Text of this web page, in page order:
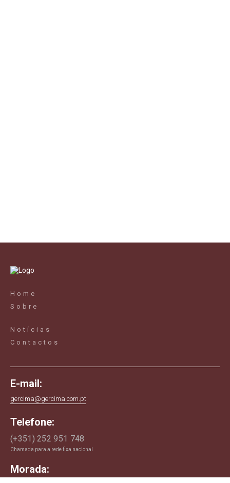
Home
Sobre
Notícias
Contactos
E-mail:
gercima@gercima.com.pt
Telefone:
(+351) 252 951 748
Chamada para a rede fixa nacional
Morada: